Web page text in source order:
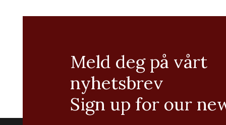
Meld deg på vårt
nyhetsbrev
Sign up for our